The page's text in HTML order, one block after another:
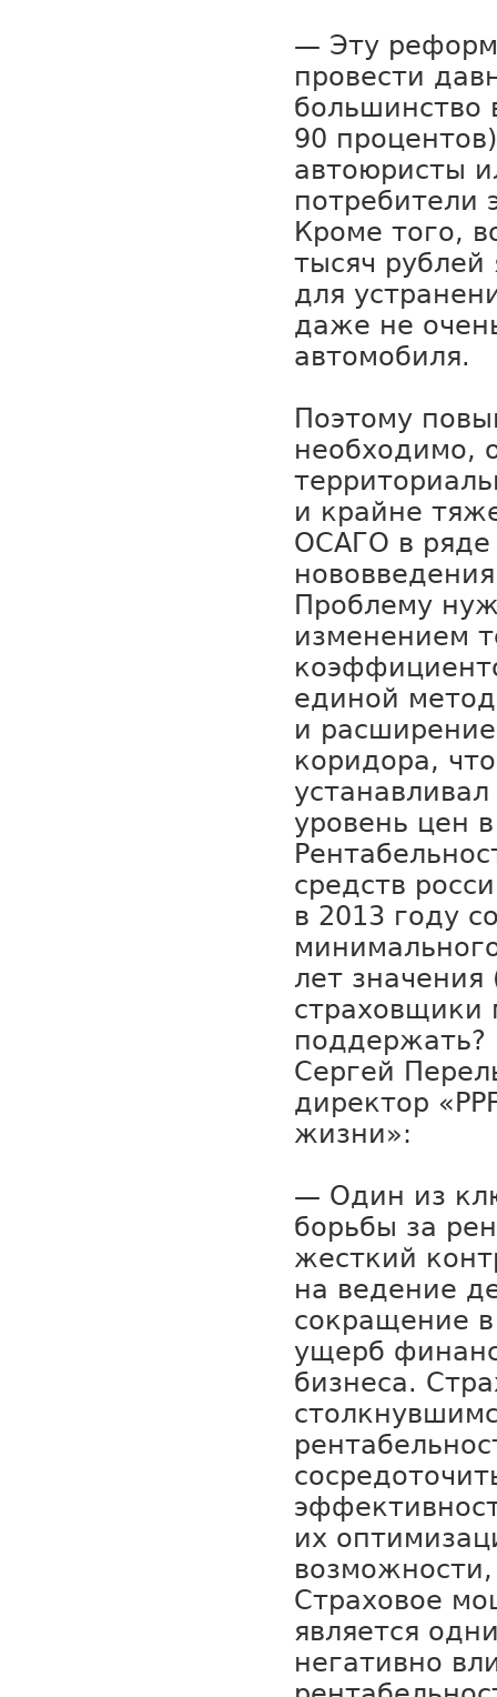
— Эту
провести
большинство
90
автоюристы
потребители
Кроме того,
тысяч рублей
для
даже не
автомобиля.
Поэтому
необходимо,
и крайне
ОСАГО в ряде
Проблему
изменением
единой
и
коридора,
уровень цен
средств
в 2013 году
лет значения
страховщики
поддержать?
Сергей
директор
жизни»:
— Один из
борьбы за
жесткий
на ведение
сокращение
ущерб
бизнеса.
их
Страховое
является
негативно